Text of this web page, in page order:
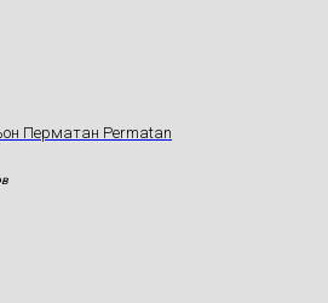
Перматан Permatan